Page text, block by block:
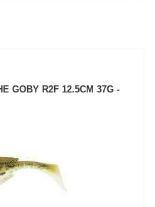
GOBY R2F 12.5CM 37G -